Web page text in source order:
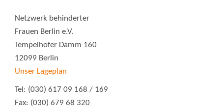
Netzwerk behinderter
Frauen Berlin e.V.
Tempelhofer Damm 160
12099 Berlin
Unser Lageplan
Tel: (030) 617 09 168 / 169
Fax: (030) 679 68 320